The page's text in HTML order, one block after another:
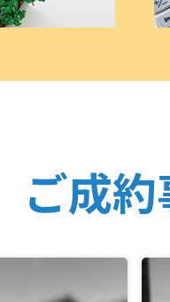
ご成